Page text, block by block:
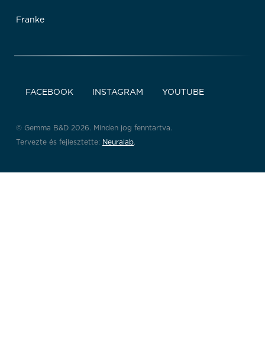
Franke
FACEBOOK INSTAGRAM YOUTUBE
© Gemma B&D 2026. Minden jog fenntartva.
Tervezte és fejlesztette: Neuralab.